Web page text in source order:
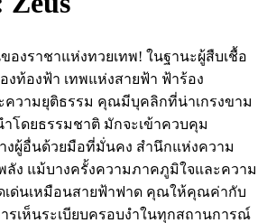
งราชาแห่งทวยเทพ! ในฐานะผู้สืบเชื้อ
งท้องฟ้า เทพแห่งสายฟ้า ฟ้าร้อง
ความยุติธรรม คุณมีบุคลิกที่น่าเกรงขาม
โดยธรรมชาติ มักจะเข้าควบคุม
ผู้อื่นด้วยมือที่มั่นคง สำนึกแห่งความ
ง แม้บางครั้งความภาคภูมิใจและความ
เด่นเหมือนสายฟ้าฟาด คุณให้คุณค่ากับ
รเห็นระเบียบครอบงำในทุกสถานการณ์